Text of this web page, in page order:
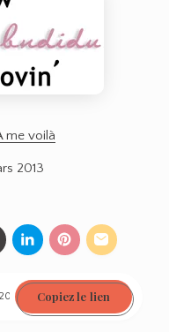
me voilà
2013
Share
Twitter
Share
Linkedin
Share
Pinterest
Share
Email
Copiez le lien